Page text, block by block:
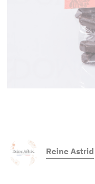
Reine Astrid